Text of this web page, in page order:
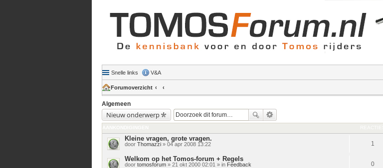
Snelle links V&A
Forumoverzicht
Algemeen
Nieuw onderwerp
Kleine vragen, grote vragen.
door Thomazzi» 04 apr 2008 13:22 1
Welkom op het Tomos-forum + Regels
door tomosforum» 21 okt 2000 02:01 » in Feedback 0